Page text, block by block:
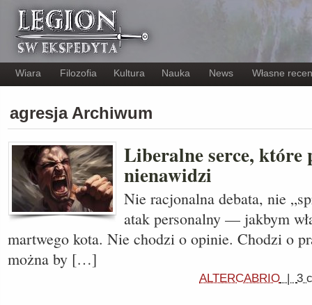
Wiara Filozofia Kultura Nauka News Własne
agresja Archiwum
Liberalne serce, które
nienawidzi
Nie racjonalna debata, nie
atak personalny — jakbym
martwego kota. Nie chodzi o opinie. Chodzi o
można by […]
ALTERCABRIO | 3